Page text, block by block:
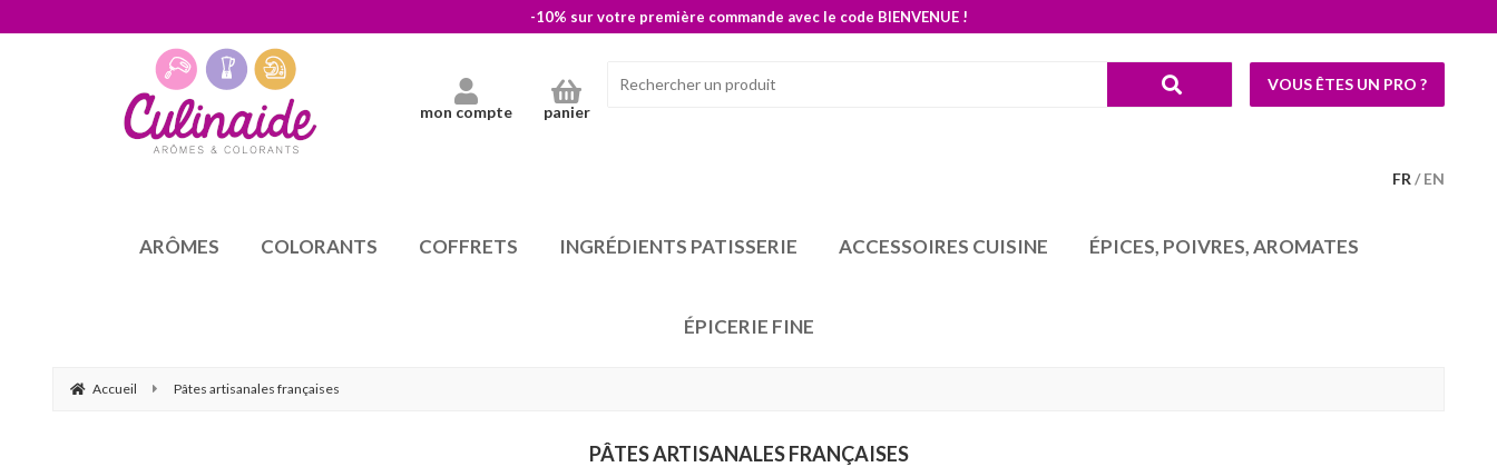
-10% sur votre première commande avec le code BIENVENUE !
FR EN
mon compte panier
VOUS ÊTES UN PRO ?
ARÔMES COLORANTS COFFRETS INGRÉDIENTS PATISSERIE ACCESSOIRES CUISINE ÉPICES, POIVRES, AROMATES
ÉPICERIE FINE
Accueil Pâtes artisanales françaises
PÂTES ARTISANALES FRANÇAISES